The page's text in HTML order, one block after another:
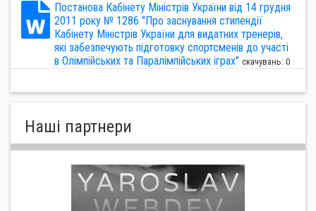
Постанова Кабінету Міністрів України від 14 грудня
2011 року № 1286 "Про заснування стипендії
Кабінету Міністрів України для видатних тренерів,
які забезпечують підготовку спортсменів до участі
в Олімпійських та Паралімпійських іграх" скачувань: 0
Нашi партнери